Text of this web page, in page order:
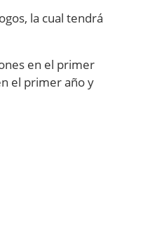
la cual tendrá
en el primer
el primer año y